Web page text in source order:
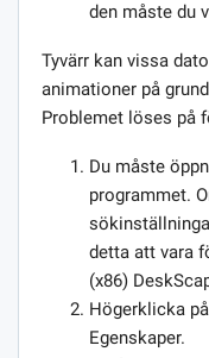
den måste du
Tyvärr kan vissa
animationer på
Problemet löses på
Du måste
programmet.
detta att vara
(x86)
Högerklicka
Egenskaper.